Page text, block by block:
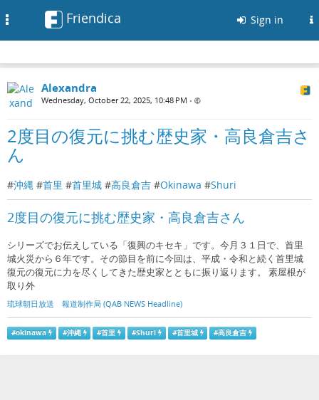
Friendica Sign in
Alexandra
Wednesday, October 22, 2025, 10:48 PM •
2度目の復元に挑む歴史家・高良倉吉さ
ん
#沖縄 #首里 #首里城 #高良倉吉 #Okinawa #Shuri
2度目の復元に挑む歴史家・高良倉吉さん
シリーズでお伝えしている「復興のキセキ」です。今月３１日で、首里
城火災から６年です。その節目を前に今回は、平成・令和と続く首里城
復元の復元に力を尽くしてきた歴史家とともに振り返ります。 素屋根が
取り外
琉球朝日放送 報道制作局 (QAB NEWS Headline)
#okinawa #沖縄 #首里 #Shuri #首里城 #高良倉吉